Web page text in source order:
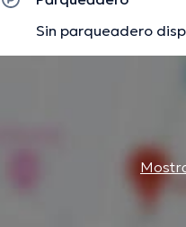
Sin parqueadero